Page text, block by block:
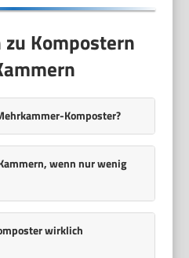
Kompostern
Komposter?
wenn nur wenig
wirklich